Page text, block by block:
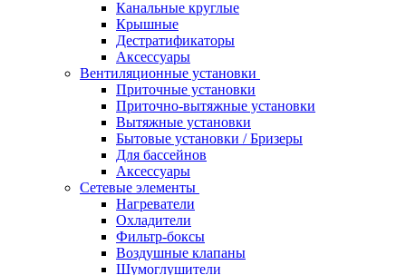
Канальные круглые
Крышные
Дестратификаторы
Аксессуары
Вентиляционные установки
Приточные установки
Приточно-вытяжные установки
Вытяжные установки
Бытовые установки / Бризеры
Для бассейнов
Аксессуары
Сетевые элементы
Нагреватели
Охладители
Фильтр-боксы
Воздушные клапаны
Шумоглушители